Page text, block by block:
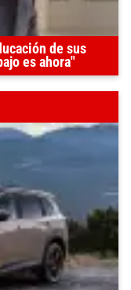
de sus
es ahora"